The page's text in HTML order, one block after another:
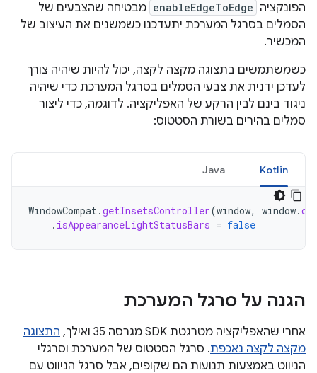
הפונקציה enableEdgeToEdge מבטיחה שהצבעים של
הסמלים בסרגל המערכת יתעדכנו כשמשנים את העיצוב של
המכשיר.
כשמשתמשים בתצוגה מקצה לקצה, יכול להיות שיהיה צורך
לעדכן ידנית את צבעי הסמלים בסרגל המערכת כדי שיהיה
ניגוד בינם לבין הרקע של האפליקציה. לדוגמה, כדי ליצור
סמלים בהירים בשורת הסטטוס:
Kotlin
Java
WindowCompat.getInsetsController(window, window.
. isAppearanceLightStatusBars = false
הגנה על סרגל המערכת
אחרי שהאפליקציה מטרגטת SDK מגרסה 35 ואילך,
התצוגה
מקצה לקצה נאכפת. סרגל הסטטוס של המערכת וסרגלי
הניווט באמצעות תנועות הם שקופים, אבל סרגל הניווט עם